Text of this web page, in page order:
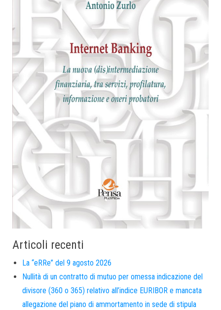
Articoli recenti
La “eRRe” del 9 agosto 2026
Nullità di un contratto di mutuo per omessa indicazione del
divisore (360 o 365) relativo all’indice EURIBOR e mancata
allegazione del piano di ammortamento in sede di stipula